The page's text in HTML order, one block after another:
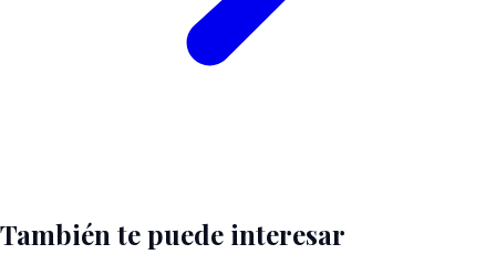
También te puede interesar